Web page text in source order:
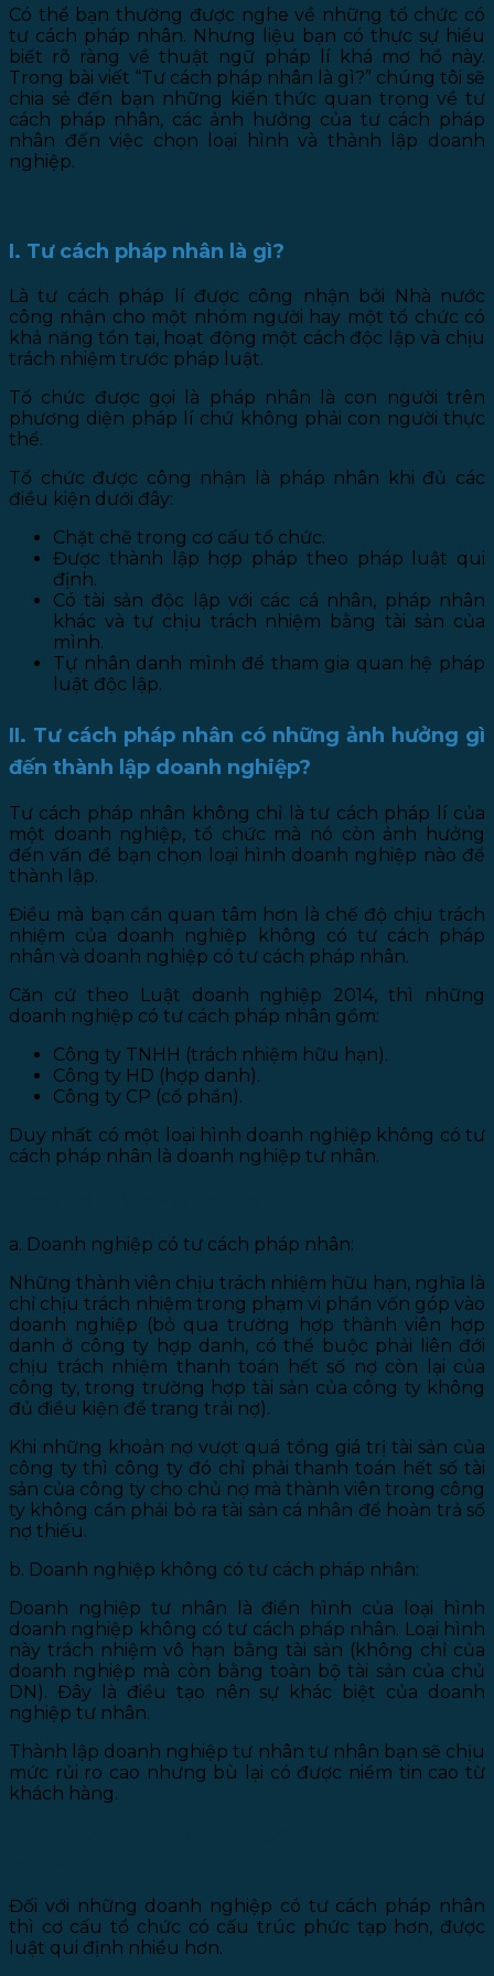
Có thể bạn thường được nghe về những tổ chức có
tư cách pháp nhân. Nhưng liệu bạn có thực sự hiểu
biết rõ ràng về thuật ngữ pháp lí khá mơ hồ này.
Trong bài viết “Tư cách pháp nhân là gì?” chúng tôi sẽ
chia sẻ đến bạn những kiến thức quan trọng về tư
cách pháp nhân, các ảnh hưởng của tư cách pháp
nhân đến việc chọn loại hình và thành lập doanh
nghiệp.
I. Tư cách pháp nhân là gì?
Là tư cách pháp lí được công nhận bởi Nhà nước
công nhận cho một nhóm người hay một tổ chức có
khả năng tồn tại, hoạt động một cách độc lập và chịu
trách nhiệm trước pháp luật.
Tổ chức được gọi là pháp nhân là con người trên
phương diện pháp lí chứ không phải con người thực
thể.
Tổ chức được công nhận là pháp nhân khi đủ các
điều kiện dưới đây:
Chặt chẽ trong cơ cấu tổ chức.
Được thành lập hợp pháp theo pháp luật qui
định.
Có tài sản độc lập với các cá nhân, pháp nhân
khác và tự chịu trách nhiệm bằng tài sản của
mình.
Tự nhân danh mình để tham gia quan hệ pháp
luật độc lập.
II. Tư cách pháp nhân có những ảnh hưởng gì
đến thành lập doanh nghiệp?
Tư cách pháp nhân không chỉ là tư cách pháp lí của
một doanh nghiệp, tổ chức mà nó còn ảnh hưởng
đến vấn đề bạn chọn loại hình doanh nghiệp nào để
thành lập.
Điều mà bạn cần quan tâm hơn là chế độ chịu trách
nhiệm của doanh nghiệp không có tư cách pháp
nhân và doanh nghiệp có tư cách pháp nhân.
Căn cứ theo Luật doanh nghiệp 2014, thì những
doanh nghiệp có tư cách pháp nhân gồm:
Công ty TNHH (trách nhiệm hữu hạn).
Công ty HD (hợp danh).
Công ty CP (cổ phần).
Duy nhất có một loại hình doanh nghiệp không có tư
cách pháp nhân là doanh nghiệp tư nhân.
a. Doanh nghiệp có tư cách pháp nhân:
Những thành viên chịu trách nhiệm hữu hạn, nghĩa là
chỉ chịu trách nhiệm trong phạm vi phần vốn góp vào
doanh nghiệp (bỏ qua trường hợp thành viên hợp
danh ở công ty hợp danh, có thể buộc phải liên đới
chịu trách nhiệm thanh toán hết số nợ còn lại của
công ty, trong trường hợp tài sản của công ty không
đủ điều kiện để trang trải nợ).
Khi những khoản nợ vượt quá tổng giá trị tài sản của
công ty thì công ty đó chỉ phải thanh toán hết số tài
sản của công ty cho chủ nợ mà thành viên trong công
ty không cần phải bỏ ra tài sản cá nhân để hoàn trả số
nợ thiếu.
b. Doanh nghiệp không có tư cách pháp nhân:
Doanh nghiệp tư nhân là điển hình của loại hình
doanh nghiệp không có tư cách pháp nhân. Loại hình
này trách nhiệm vô hạn bằng tài sản (không chỉ của
doanh nghiệp mà còn bằng toàn bộ tài sản của chủ
DN). Đây là điều tạo nên sự khác biệt của doanh
nghiệp tư nhân.
Thành lập doanh nghiệp tư nhân tư nhân bạn sẽ chịu
mức rủi ro cao nhưng bù lại có được niềm tin cao từ
khách hàng.
Đối với những doanh nghiệp có tư cách pháp nhân
thì cơ cấu tổ chức có cấu trúc phức tạp hơn, được
luật qui định nhiều hơn.